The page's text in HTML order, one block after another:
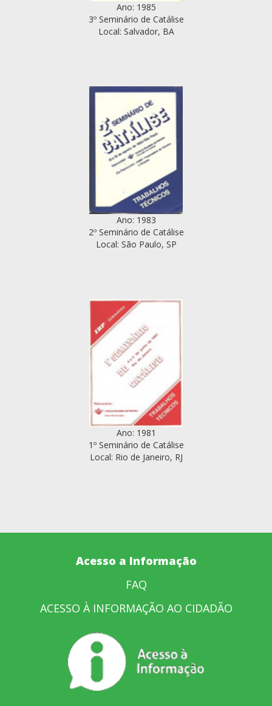
Ano: 1985
3º Seminário de Catálise
Local: Salvador, BA
Ano: 1983
2º Seminário de Catálise
Local: São Paulo, SP
Ano: 1981
1º Seminário de Catálise
Local: Rio de Janeiro, RJ
Acesso a Informação
FAQ
ACESSO À INFORMAÇÃO AO CIDADÃO